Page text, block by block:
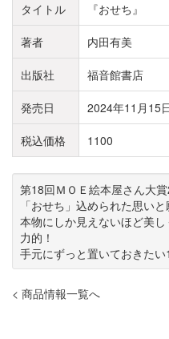
タイトル 『おせち』
著者 内田有美
出版社 福音館書店
発売日 2024年11月15
税込価格 1100
第18回ＭＯＥ絵本屋さん大
「おせち」込められた思い
本物にしか見えないほど美
力的！
手元にずっと置いておきたい
< 商品情報一覧へ